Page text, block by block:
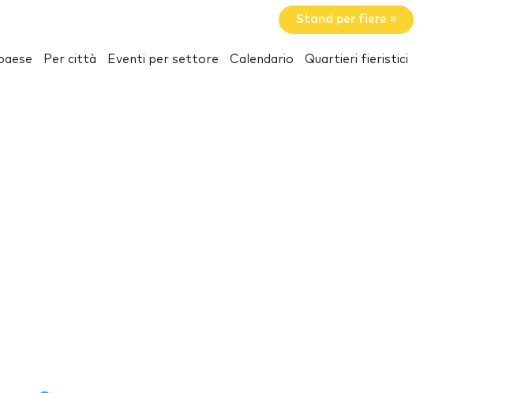
Stand per fiere »
Per città Eventi per settore Calendario Quartieri fieristici